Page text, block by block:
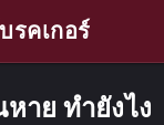
รคเกอร์
าย ทำยังไง